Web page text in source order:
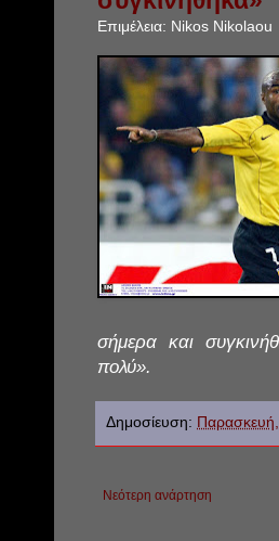
Επιμέλεια: Nikos Nikolaou
σήμερα και
πολύ».
Δημοσίευση:
Νεότερη ανάρτηση